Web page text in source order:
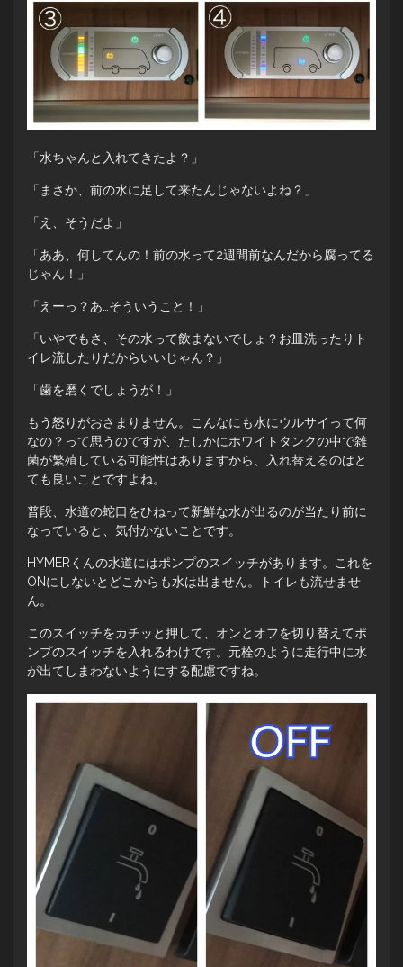
「水ちゃんと入れてきたよ？」
「まさか、前の水に足して来たんじゃないよね？」
「え、そうだよ」
「ああ、何してんの！前の水って2週間前なんだから腐ってる
じゃん！」
「えーっ？あ…そういうこと！」
「いやでもさ、その水って飲まないでしょ？お皿洗ったりト
イレ流したりだからいいじゃん？」
「歯を磨くでしょうが！」
もう怒りがおさまりません。こんなにも水にウルサイって何
なの？って思うのですが、たしかにホワイトタンクの中で雑
菌が繁殖している可能性はありますから、入れ替えるのはと
ても良いことですよね。
普段、水道の蛇口をひねって新鮮な水が出るのが当たり前に
なっていると、気付かないことです。
HYMERくんの水道にはポンプのスイッチがあります。これを
ONにしないとどこからも水は出ません。トイレも流せませ
ん。
このスイッチをカチッと押して、オンとオフを切り替えてポ
ンプのスイッチを入れるわけです。元栓のように走行中に水
が出てしまわないようにする配慮ですね。